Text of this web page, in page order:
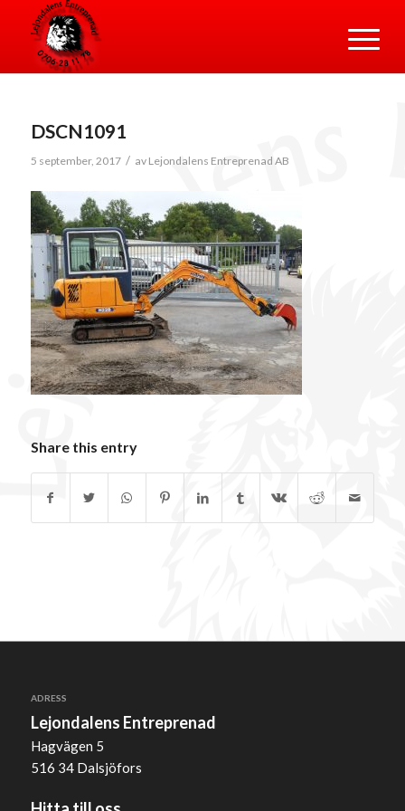
DSCN1091
5 september, 2017 / av Lejondalens Entreprenad AB
Share this entry
ADRESS
Lejondalens Entreprenad
Hagvägen 5
516 34 Dalsjöfors